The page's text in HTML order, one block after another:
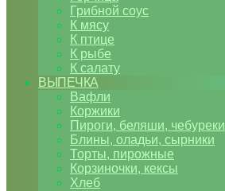
Грибной соус
К мясу
К птице
К рыбе
К салату
ВЫПЕЧКА
Вафли
Коржики
Пироги, беляши, чебуреки
Блины, оладьи, сырники
Торты, пирожные
Корзиночки, кексы
Хлеб